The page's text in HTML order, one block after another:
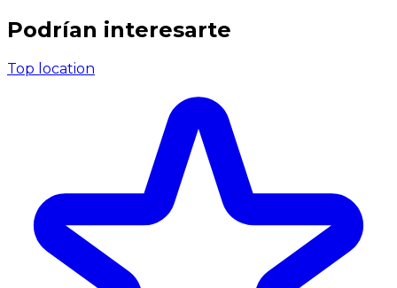
Podrían interesarte
Top location